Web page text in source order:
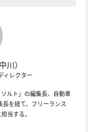
川）
ィレクター
ルト」の編集長、自動車
を経て、フリーランス
当する。